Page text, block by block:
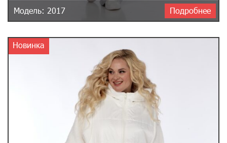
Модель: 2017 Подробнее
Новинка